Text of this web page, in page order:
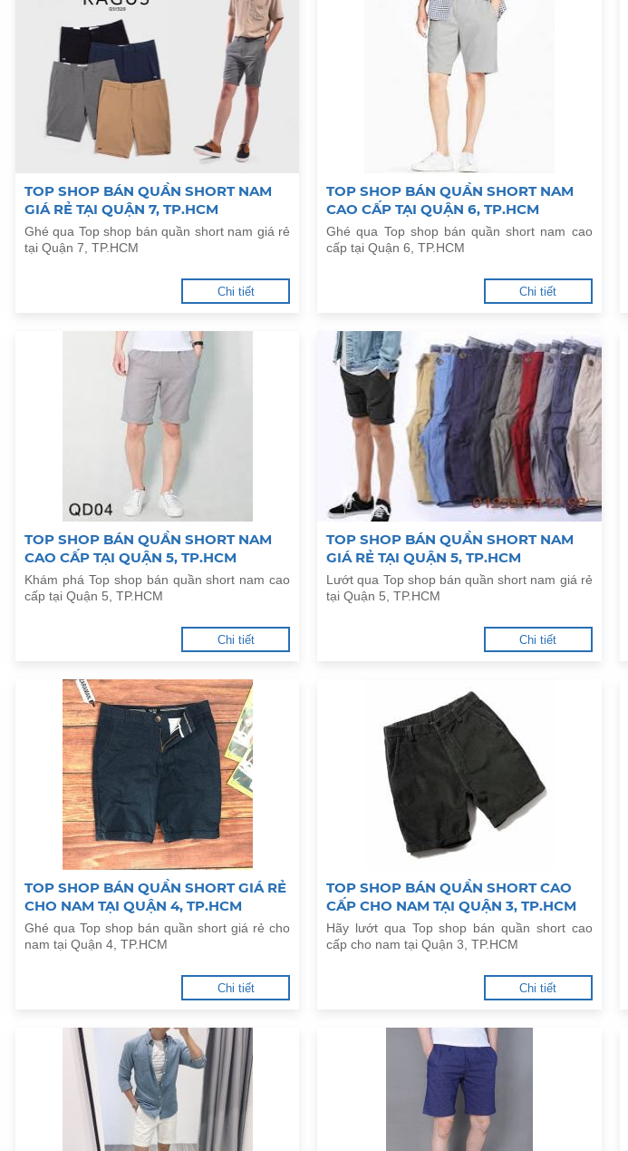
TOP SHOP BÁN QUẦN SHORT NAM
GIÁ RẺ TẠI QUẬN 7, TP.HCM
Ghé qua Top shop bán quần short nam giá rẻ
tại Quận 7, TP.HCM
Chi tiết
TOP SHOP BÁN QUẦN SHORT NAM
CAO CẤP TẠI QUẬN 6, TP.HCM
Ghé qua Top shop bán quần short nam cao
cấp tại Quận 6, TP.HCM
Chi tiết
TOP SHOP BÁN QUẦN SHORT NAM
CAO CẤP TẠI QUẬN 5, TP.HCM
Khám phá Top shop bán quần short nam cao
cấp tại Quận 5, TP.HCM
Chi tiết
TOP SHOP BÁN QUẦN SHORT NAM
GIÁ RẺ TẠI QUẬN 5, TP.HCM
Lướt qua Top shop bán quần short nam giá rẻ
tại Quận 5, TP.HCM
Chi tiết
TOP SHOP BÁN QUẦN SHORT GIÁ RẺ
CHO NAM TẠI QUẬN 4, TP.HCM
Ghé qua Top shop bán quần short giá rẻ cho
nam tại Quận 4, TP.HCM
Chi tiết
TOP SHOP BÁN QUẦN SHORT CAO
CẤP CHO NAM TẠI QUẬN 3, TP.HCM
Hãy lướt qua Top shop bán quần short cao
cấp cho nam tại Quận 3, TP.HCM
Chi tiết